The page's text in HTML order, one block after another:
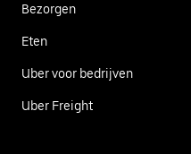
Bezorgen
Eten
Uber voor bedrijven
Uber Freight